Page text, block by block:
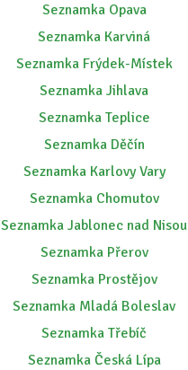
Seznamka Opava
Seznamka Karviná
Seznamka Frýdek-Místek
Seznamka Jihlava
Seznamka Teplice
Seznamka Děčín
Seznamka Karlovy Vary
Seznamka Chomutov
Seznamka Jablonec nad Nisou
Seznamka Přerov
Seznamka Prostějov
Seznamka Mladá Boleslav
Seznamka Třebíč
Seznamka Česká Lípa